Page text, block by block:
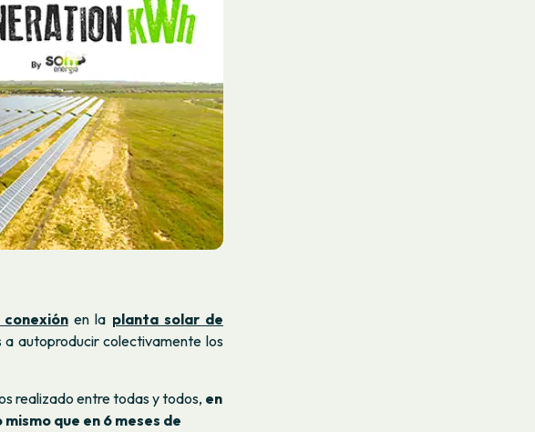
en la planta solar de
a autoproducir colectivamente los
realizado entre todas y todos, en
mismo que en 6 meses de